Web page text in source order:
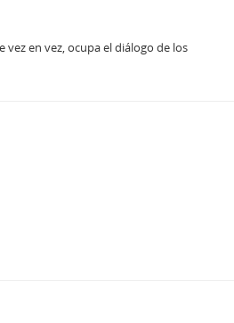
vez en vez, ocupa el diálogo de los